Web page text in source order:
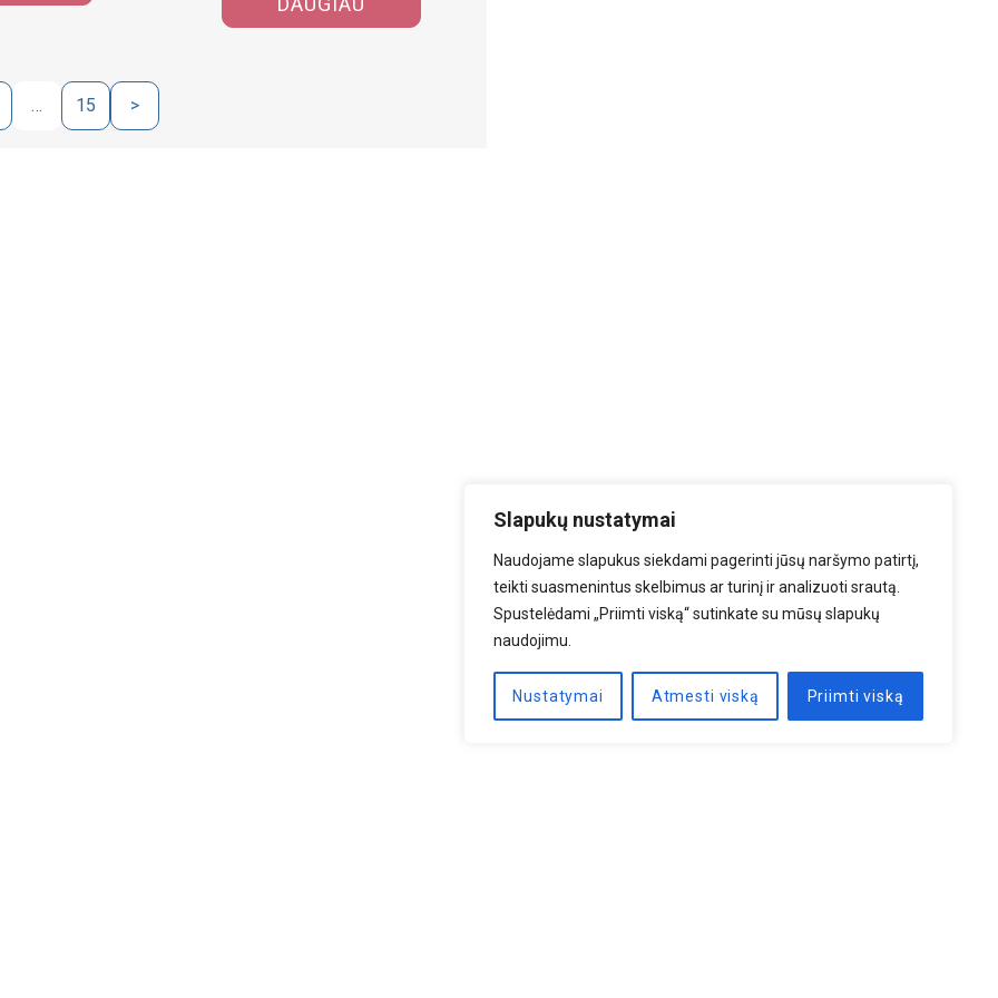
Slapukų nustatymai
Naudojame slapukus siekdami pagerinti jūsų naršymo patirtį,
teikti suasmenintus skelbimus ar turinį ir analizuoti srautą.
Spustelėdami „Priimti viską“ sutinkate su mūsų slapukų
naudojimu.
Nustatymai Atmesti viską Priimti viską
… 15 >